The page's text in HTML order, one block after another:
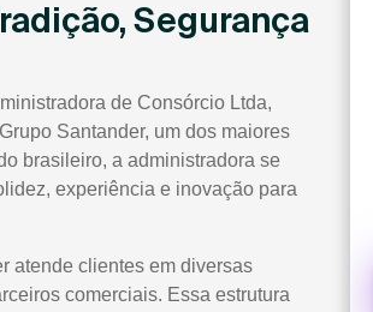
Segurança
de Consórcio Ltda,
Santander, um dos maiores
brasileiro, a administradora se
experiência e inovação para
atende clientes em diversas
comerciais. Essa estrutura